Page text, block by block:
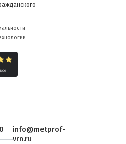
info@metprof-
vrn.ru